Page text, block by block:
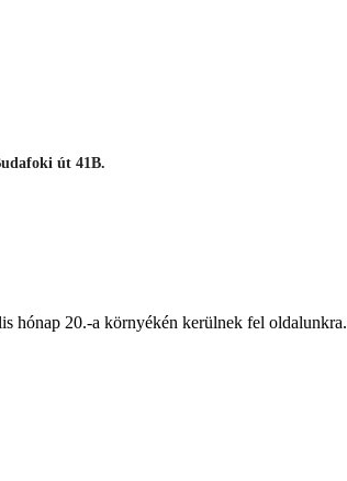
út 41B.
hónap 20.-a környékén kerülnek fel oldalunkra.